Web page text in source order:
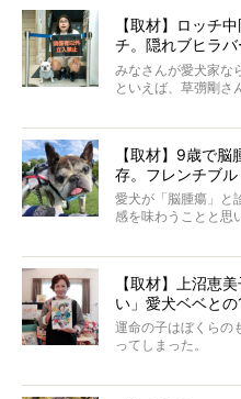
【取材】ロッチ
チ。隠れブヒラ
【前編】
みなさんが愛犬家な
といえば、草彅剛さ
ルを飼っている方
んのインスタグラ
ントがフォローされ
LIFE』モデルのnico
そんな中岡さんに、
た。そのブヒ愛っ
【取材】9歳で
存。フレンチブ
愛犬が「脳腫瘍」と
感を味わうことと思
たひとり。だから
ところが、フレン
症し、なんと4年7ヶ
きの年齢は13歳と11
た。さらには、治
いいます。
この事実はフレン
【取材】上沼恵
い」愛犬ベベとの
運命の子はぼくらの
ってしまった。